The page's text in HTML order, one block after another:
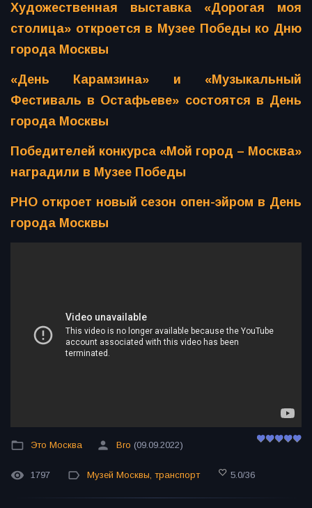
Художественная выставка «Дорогая моя
столица» откроется в Музее Победы ко Дню
города Москвы
«День Карамзина» и «Музыкальный
Фестиваль в Остафьеве» состоятся в День
города Москвы
Победителей конкурса «Мой город – Москва»
наградили в Музее Победы
РНО откроет новый сезон опен-эйром в День
города Москвы
Это Москва Bro (09.09.2022)
1797 Музей Москвы, транспорт 5.0/36